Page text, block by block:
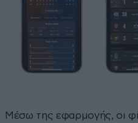
Μέσω της εφαρμογής, οι